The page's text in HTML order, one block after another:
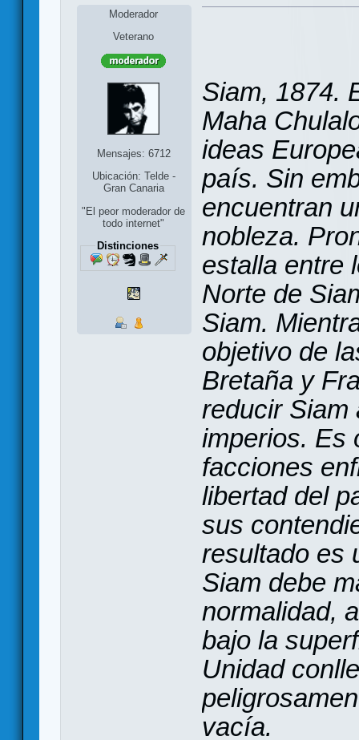
Moderador
Veterano
Mensajes: 6712
Ubicación: Telde -
Gran Canaria
"El peor moderador de
todo internet"
Distinciones
Siam, 1874.
Maha
ideas
país. Sin
encuentran
nobleza.
estalla entre
Norte de
Siam.
objetivo de
Bretaña y
reducir Siam
imperios. Es
facciones
libertad del
sus
resultado es
Siam debe
normalidad,
bajo la
Unidad
vacía.